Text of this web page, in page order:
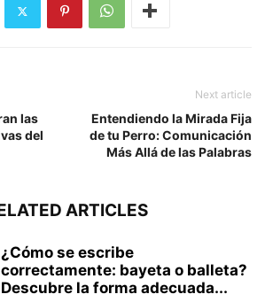
las
del
Next article
Entendiendo la Mirada Fija
de tu Perro: Comunicación
Más Allá de las Palabras
ARTICLES
¿Cómo se escribe
correctamente: bayeta o balleta?
Descubre la forma adecuada...